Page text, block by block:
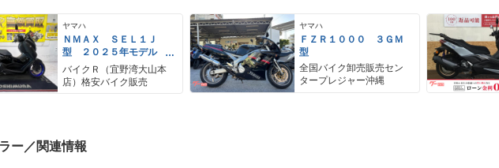
ヤマハ
ＮＭＡＸ ＳＥＬ１Ｊ
型 ２０２５年モデル
ＡＢＳ キーレス リア
キャリア リアＢＯＸ
バイクＲ（宜野湾大山本
店）格安バイク販売
ヤマハ
ＦＺＲ１０００ ３ＧＭ
型
全国バイク卸売販売セン
タープレジャー沖縄
ー／関連情報